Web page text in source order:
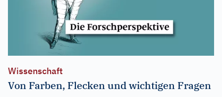
Wissenschaft
Von Farben, Flecken und wichtigen Fragen